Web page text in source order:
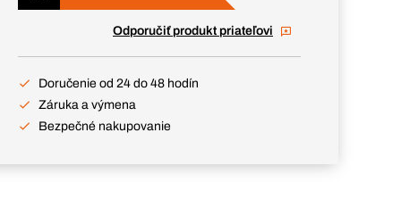
Odporučiť produkt priateľovi
Doručenie od 24 do 48 hodín
Záruka a výmena
Bezpečné nakupovanie